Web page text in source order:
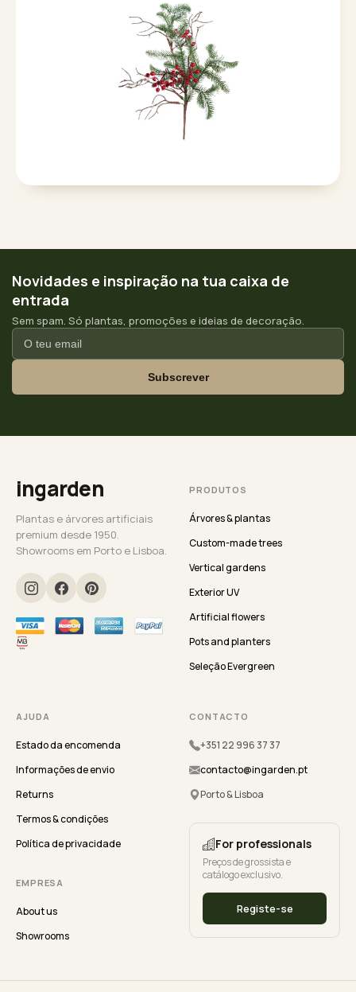
Novidades e inspiração na tua caixa de
entrada
Sem spam. Só plantas, promoções e ideias de decoração.
Subscrever
ingarden
Plantas e árvores artificiais
premium desde 1950.
Showrooms em Porto e Lisboa.
PRODUTOS
Árvores & plantas
Custom-made trees
Vertical gardens
Exterior UV
Artificial flowers
Pots and planters
Seleção Evergreen
AJUDA
Estado da encomenda
Informações de envio
Returns
Termos & condições
Política de privacidade
EMPRESA
About us
Showrooms
CONTACTO
+351 22 996 37 37
contacto@ingarden.pt
Porto & Lisboa
For professionals
Preços de grossista e
catálogo exclusivo.
Registe-se